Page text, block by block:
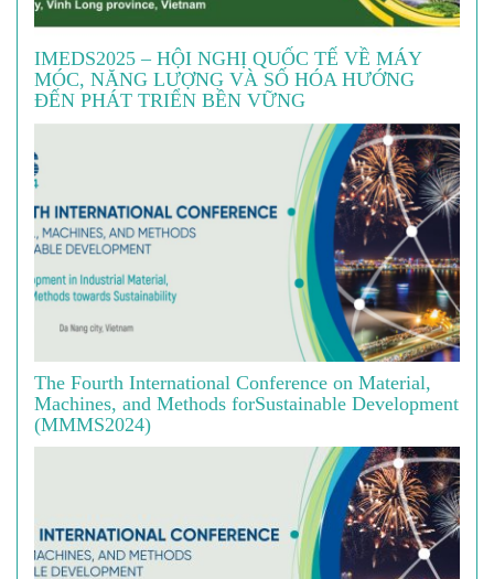
IMEDS2025 – HỘI NGHỊ QUỐC TẾ VỀ MÁY
MÓC, NĂNG LƯỢNG VÀ SỐ HÓA HƯỚNG
ĐẾN PHÁT TRIỂN BỀN VỮNG
The Fourth International Conference on Material,
Machines, and Methods forSustainable Development
(MMMS2024)